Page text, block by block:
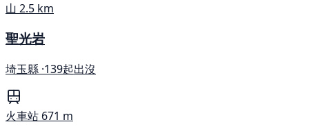
山 2.5 km
聖光岩
埼玉縣 ·139起出沒
火車站 671 m